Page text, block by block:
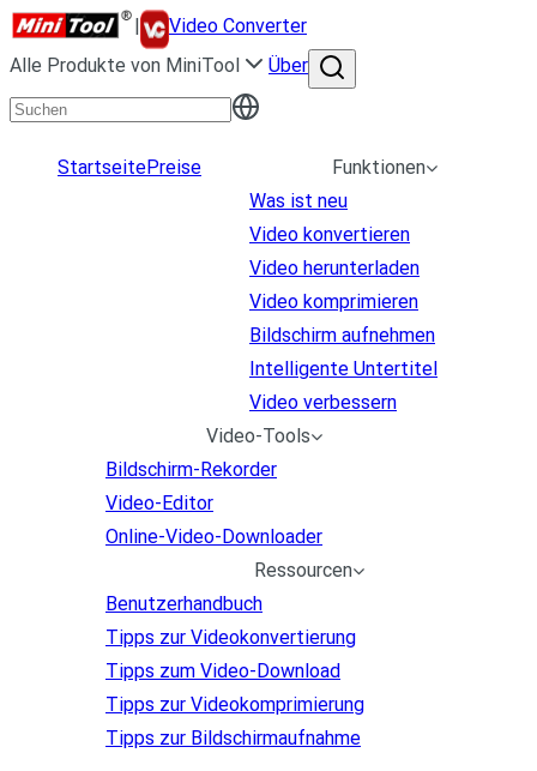
|
Video Converter
Alle Produkte von MiniTool
Über
StartseitePreise
Funktionen
Was ist neu
Video konvertieren
Video herunterladen
Video komprimieren
Bildschirm aufnehmen
Intelligente Untertitel
Video verbessern
Video-Tools
Bildschirm-Rekorder
Video-Editor
Online-Video-Downloader
Ressourcen
Benutzerhandbuch
Tipps zur Videokonvertierung
Tipps zum Video-Download
Tipps zur Videokomprimierung
Tipps zur Bildschirmaufnahme